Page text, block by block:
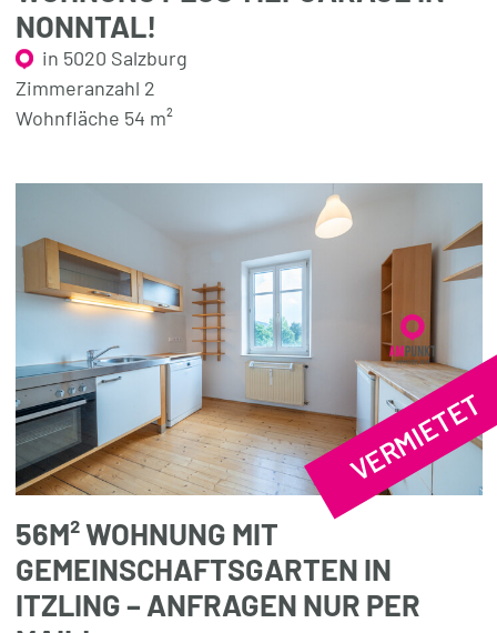
NONNTAL!
in 5020 Salzburg
Zimmeranzahl 2
Wohnfläche 54 m²
VERMIETET
56M² WOHNUNG MIT
GEMEINSCHAFTSGARTEN IN
ITZLING – ANFRAGEN NUR PER